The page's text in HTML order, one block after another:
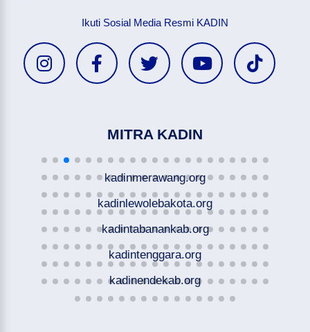
Ikuti Sosial Media Resmi KADIN
MITRA KADIN
kadinmerawang.org
kadinlewolebakota.org
kadintabanankab.org
kadintenggara.org
kadinendekab.org